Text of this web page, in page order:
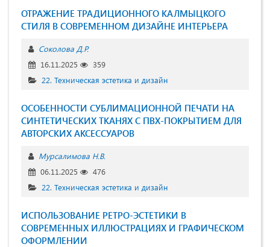
ОТРАЖЕНИЕ ТРАДИЦИОННОГО КАЛМЫЦКОГО
СТИЛЯ В СОВРЕМЕННОМ ДИЗАЙНЕ ИНТЕРЬЕРА
Соколова Д.Р.
16.11.2025
359
22. Техническая эстетика и дизайн
ОСОБЕННОСТИ СУБЛИМАЦИОННОЙ ПЕЧАТИ НА
СИНТЕТИЧЕСКИХ ТКАНЯХ С ПВХ-ПОКРЫТИЕМ ДЛЯ
АВТОРСКИХ АКСЕССУАРОВ
Мурсалимова Н.В.
06.11.2025
476
22. Техническая эстетика и дизайн
ИСПОЛЬЗОВАНИЕ РЕТРО-ЭСТЕТИКИ В
СОВРЕМЕННЫХ ИЛЛЮСТРАЦИЯХ И ГРАФИЧЕСКОМ
ОФОРМЛЕНИИ